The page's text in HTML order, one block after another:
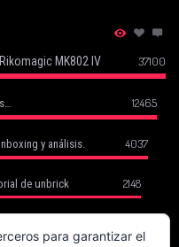
MK802 IV 37100
12465
y análisis. 4037
de unbrick 2148
1752
para garantizar el